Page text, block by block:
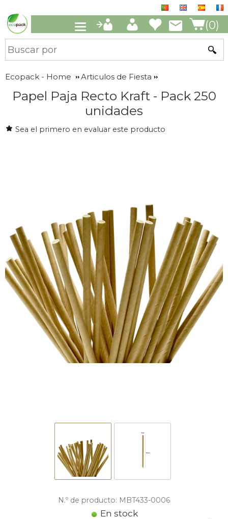
(0)
Ecopack - Home Articulos de Fiesta
Papel Paja Recto Kraft - Pack 250
unidades
Sea el primero en evaluar este producto
N.º de producto: MBT433-0006
En stock